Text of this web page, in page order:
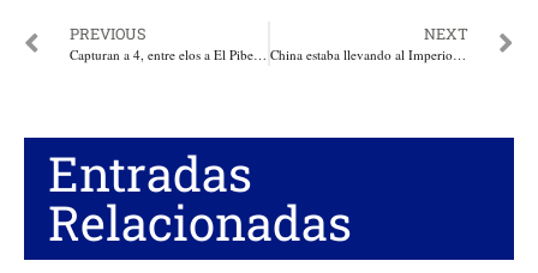
PREVIOUS
Capturan a 4, entre elos a El Pibe por tráfico de drogas, y allanan tres sitios, en uno funcionaba una narco gallera en Santo Tomás, Atlántico
NEXT
China estaba llevando al Imperio al ocaso, pero les apareció Trump. Por: María Patricia Ariza-Velasco
Entradas
Relacionadas